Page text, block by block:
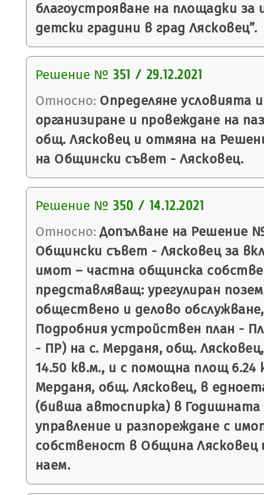
благоустрояване на площадки
детски градини в град Лясковец”.
Решение № 351 / 29.12.2021
Относно: Определяне условията
организиране и провеждане на
общ. Лясковец и отмяна на
на Общински съвет - Лясковец.
Решение № 350 / 14.12.2021
Относно: Допълване на Решение №
Общински съвет - Лясковец за
имот – частна общинска
представляващ: урегулиран
обществено и делово
Подробния устройствен план -
- ПР) на с. Мерданя, общ.
14.50 кв.м., и с помощна площ 6.24
Мерданя, общ. Лясковец, в
(бивша автоспирка) в Годишната
управление и разпореждане с
собственост в Община
наем.